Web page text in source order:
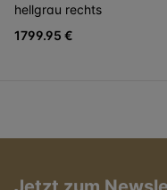
hellgrau rechts
1799.95 €